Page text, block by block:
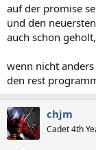
auf der promise
und den
auch schon
wenn nicht
den rest
chjm
Cadet 4th